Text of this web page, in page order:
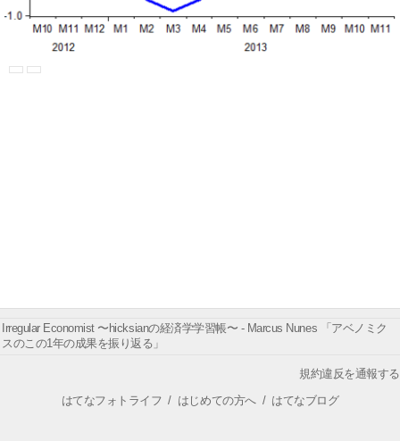
Irregular Economist 〜hicksianの経済学学習帳〜 - Marcus Nunes 「アベノミク
スのこの1年の成果を振り返る」
規約違反を通報する
はてなフォトライフ / はじめての方へ/ はてなブログ